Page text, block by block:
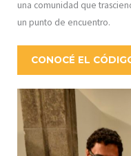
una comunidad que
un punto de encuentro.
CONOCÉ EL